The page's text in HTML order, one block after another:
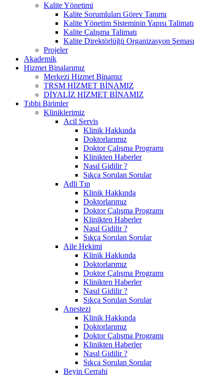
Kalite Yönetimi
Kalite Sorumluları Görev Tanımı
Kalite Yönetim Sisteminin Yapısı Talimatı
Kalite Çalışma Talimatı
Kalite Direktörlüğü Organizasyon Şeması
Projeler
Akademik
Hizmet Binalarımız
Merkezi Hizmet Binamız
TRSM HİZMET BİNAMIZ
DİYALİZ HİZMET BİNAMIZ
Tıbbi Birimler
Kliniklerimiz
Acil Servis
Klinik Hakkında
Doktorlarımız
Doktor Çalışma Programı
Klinikten Haberler
Nasıl Gidilir ?
Sıkça Sorulan Sorular
Adli Tıp
Klinik Hakkında
Doktorlarımız
Doktor Çalışma Programı
Klinikten Haberler
Nasıl Gidilir ?
Sıkça Sorulan Sorular
Aile Hekimi
Klinik Hakkında
Doktorlarımız
Doktor Çalışma Programı
Klinikten Haberler
Nasıl Gidilir ?
Sıkça Sorulan Sorular
Anestezi
Klinik Hakkında
Doktorlarımız
Doktor Çalışma Programı
Klinikten Haberler
Nasıl Gidilir ?
Sıkça Sorulan Sorular
Beyin Cerrahi